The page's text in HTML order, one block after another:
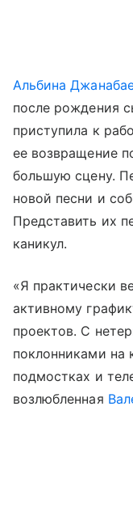
Альбина
после рождения
приступила к
ее возвращение
большую сцену.
новой песни и
Представить их
каникул.
«Я практически
активному
проектов. С
поклонниками на
подмостках и
возлюбленная